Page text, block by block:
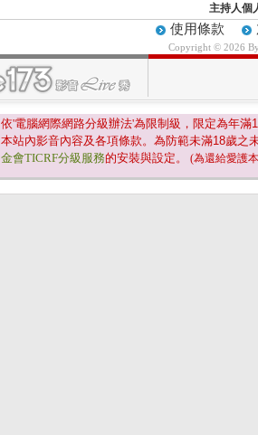
主持人個
使用條款
Copyright © 2026
依'電腦網際網路分級辦法'為限制級，限定為年滿
本站內影音內容及各項條款。為防範未滿18歲之
金會TICRF分級服務的安裝與設定。 (為還給愛護